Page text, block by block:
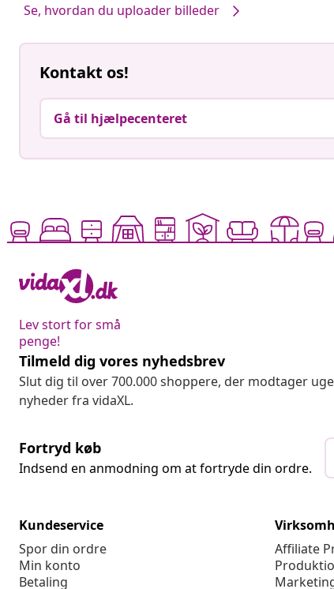
Se, hvordan du uploader billeder
Kontakt os!
Gå til hjælpecenteret
Lev stort for små
penge!
Tilmeld dig vores nyhedsbrev
Slut dig til over 700.000 shoppere, der modtager
nyheder fra vidaXL.
Fortryd køb
Indsend en anmodning om at fortryde din ordre.
Kundeservice
Spor din ordre
Min konto
Betaling
Affiliate